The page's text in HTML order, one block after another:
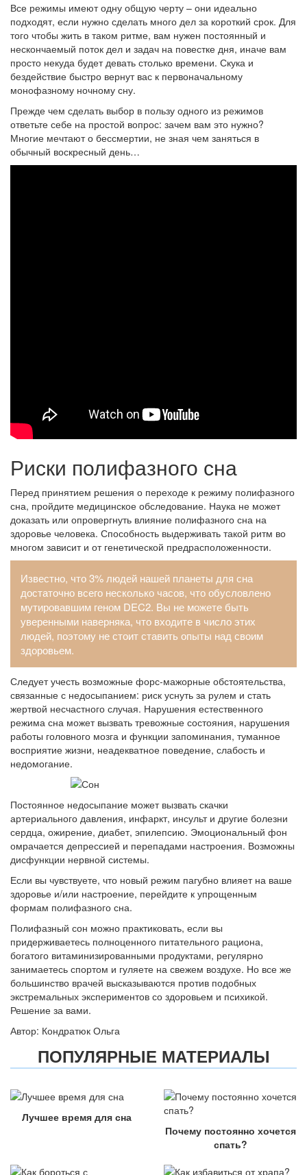
Все режимы имеют одну общую черту – они идеально
подходят, если нужно сделать много дел за короткий срок. Для
того чтобы жить в таком ритме, вам нужен постоянный и
нескончаемый поток дел и задач на повестке дня, иначе вам
просто некуда будет девать столько времени. Скука и
бездействие быстро вернут вас к первоначальному
монофазному ночному сну.
Прежде чем сделать выбор в пользу одного из режимов
ответьте себе на простой вопрос: зачем вам это нужно?
Многие мечтают о бессмертии, не зная чем заняться в
обычный воскресный день…
Риски полифазного сна
Перед принятием решения о переходе к режиму полифазного
сна, пройдите медицинское обследование. Наука не может
доказать или опровергнуть влияние полифазного сна на
здоровье человека. Способность выдерживать такой ритм во
многом зависит и от генетической предрасположенности.
Известно, что 3% людей нашей планеты для сна
достаточно всего несколько часов, что обусловлено
мутировавшим геном DEC2. Вы не можете быть
уверенными наверняка, что входите в число этих
людей, поэтому не стоит ставить опыты над своим
здоровьем.
Следует учесть возможные форс-мажорные обстоятельства,
связанные с недосыпанием: риск уснуть за рулем и стать
жертвой несчастного случая. Нарушения естественного
режима сна может вызвать тревожные состояния, нарушения
работы головного мозга и функции запоминания, туманное
восприятие жизни, неадекватное поведение, слабость и
недомогание.
Постоянное недосыпание может вызвать скачки
артериального давления, инфаркт, инсульт и другие болезни
сердца, ожирение, диабет, эпилепсию. Эмоциональный фон
омрачается депрессией и перепадами настроения. Возможны
дисфункции нервной системы.
Если вы чувствуете, что новый режим пагубно влияет на ваше
здоровье и/или настроение, перейдите к упрощенным
формам полифазного сна.
Полифазный сон можно практиковать, если вы
придерживаетесь полноценного питательного рациона,
богатого витаминизированными продуктами, регулярно
занимаетесь спортом и гуляете на свежем воздухе. Но все же
большинство врачей высказываются против подобных
экстремальных экспериментов со здоровьем и психикой.
Решение за вами.
Автор: Кондратюк Ольга
ПОПУЛЯРНЫЕ МАТЕРИАЛЫ
Лучшее время для сна
Почему постоянно хочется
спать?